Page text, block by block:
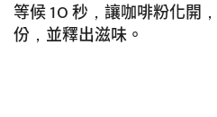
等候 10 秒，讓咖啡粉化開
份，並釋出滋味。